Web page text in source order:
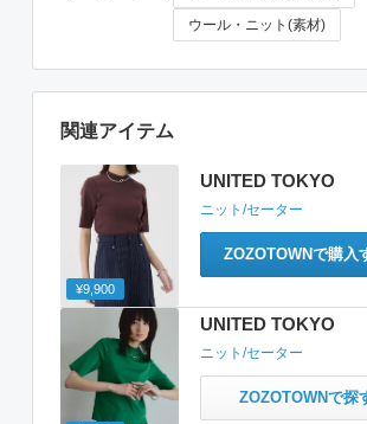
ウール・ニット(素材)
関連アイテム
¥9,900
UNITED TOKYO
ニット/セーター
ZOZOTOWNで購入
UNITED TOKYO
ニット/セーター
ZOZOTOWNで探